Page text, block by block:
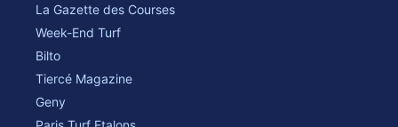
La Gazette des Courses
Week-End Turf
Bilto
Tiercé Magazine
Geny